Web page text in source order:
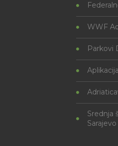
WWF
Parkovi
Srednja
Sarajevo